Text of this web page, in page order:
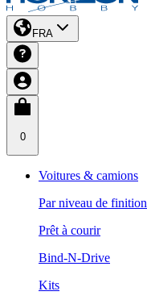
FRA
0
Voitures & camions
Par niveau de finition
Prêt à courir
Bind-N-Drive
Kits